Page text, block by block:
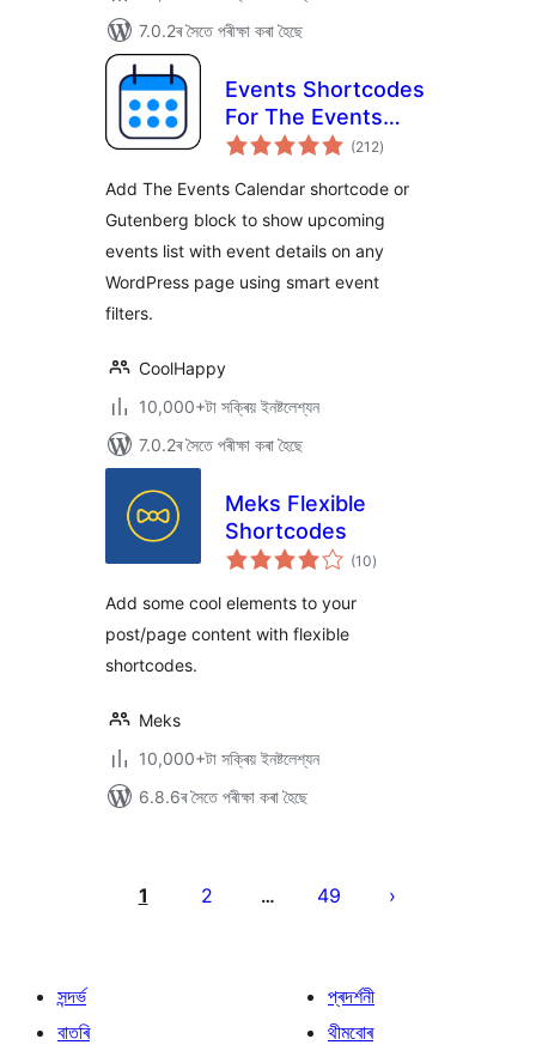
7.0.2ৰ সৈতে পৰীক্ষা কৰা হৈছে
Events Shortcodes
For The Events
Calendar
(212টা
মুঠ)
Add The Events Calendar shortcode or
Gutenberg block to show upcoming
events list with event details on any
WordPress page using smart event
filters.
CoolHappy
10,000+টা সক্ৰিয় ইনষ্টলেশ্যন
7.0.2ৰ সৈতে পৰীক্ষা কৰা হৈছে
Meks Flexible
Shortcodes
(10টা
মুঠ)
Add some cool elements to your
post/page content with flexible
shortcodes.
Meks
10,000+টা সক্ৰিয় ইনষ্টলেশ্যন
6.8.6ৰ সৈতে পৰীক্ষা কৰা হৈছে
পৃষ্ঠাকৰণ
1 2 … 49
সন্দৰ্ভ
বাতৰি
প্ৰদৰ্শনী
থীমবোৰ